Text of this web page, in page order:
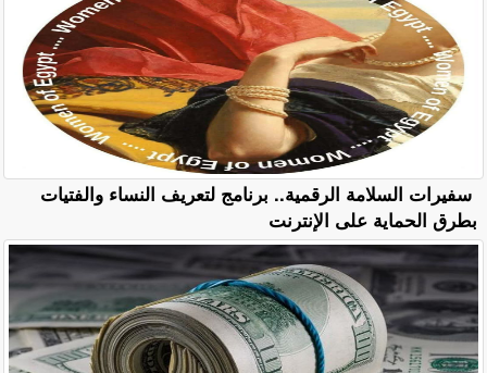
سفيرات السلامة الرقمية.. برنامج لتعريف النساء والفتيات
بطرق الحماية على الإنترنت